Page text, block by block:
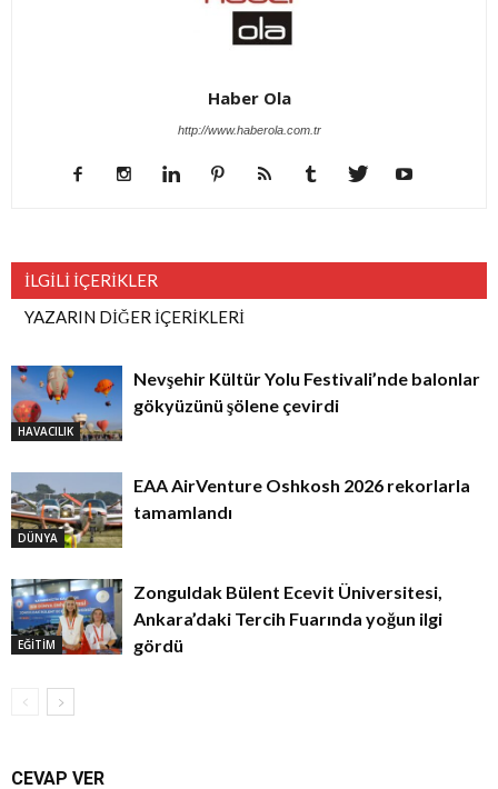
Haber Ola
http://www.haberola.com.tr
İLGİLİ İÇERİKLER
YAZARIN DİĞER İÇERİKLERİ
HAVACILIK
Nevşehir Kültür Yolu Festivali’nde balonlar
gökyüzünü şölene çevirdi
DÜNYA
EAA AirVenture Oshkosh 2026 rekorlarla
tamamlandı
EĞİTİM
Zonguldak Bülent Ecevit Üniversitesi,
Ankara’daki Tercih Fuarında yoğun ilgi
gördü
CEVAP VER